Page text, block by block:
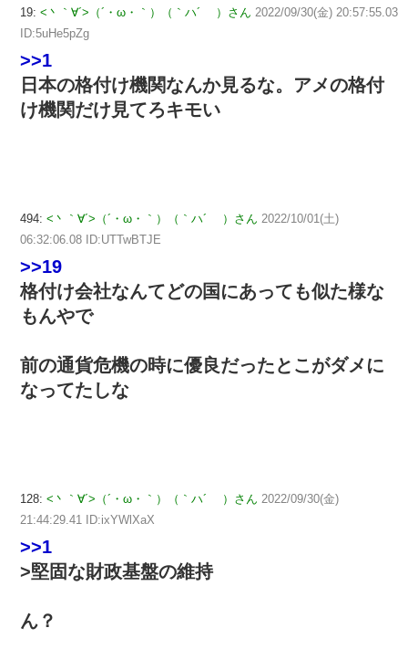
19: <丶｀∀´>（´・ω・｀）（｀ハ´ ）さん 2022/09/30(金) 20:57:55.03
ID:5uHe5pZg
>>1
日本の格付け機関なんか見るな。アメの格付
け機関だけ見てろキモい
494: <丶｀∀´>（´・ω・｀）（｀ハ´ ）さん 2022/10/01(土)
06:32:06.08 ID:UTTwBTJE
>>19
格付け会社なんてどの国にあっても似た様な
もんやで
前の通貨危機の時に優良だったとこがダメに
なってたしな
128: <丶｀∀´>（´・ω・｀）（｀ハ´ ）さん 2022/09/30(金)
21:44:29.41 ID:ixYWlXaX
>>1
>堅固な財政基盤の維持
ん？